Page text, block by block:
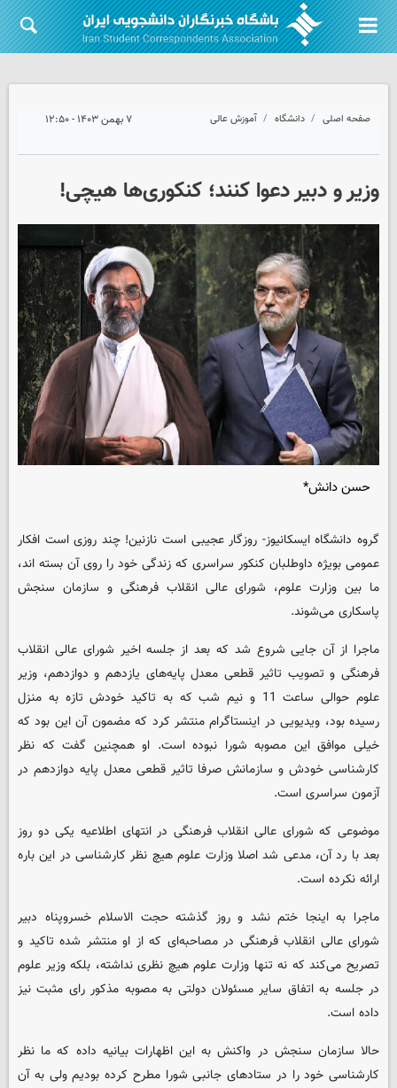
صفحه اصلی دانشگاه آموزش عالی ۷ بهمن ۱۴۰۳ - ۱۲:۵۰
وزیر و دبیر دعوا کنند؛ کنکوری‌ها هیچی!
حسن دانش*
گروه دانشگاهایسکانیوز- روزگار عجیبی است نازنین! چند روزی است افکار
عمومی بویژه داوطلبان کنکور سراسری که زندگی خود را روی آن بسته اند،
ما بین وزارت علوم، شورای عالی انقلاب فرهنگی و سازمان سنجش
پاسکاری می‌شوند.
ماجرا از آن جایی شروع شد که بعد از جلسه اخیر شورای عالی انقلاب
فرهنگی و تصویب تاثیر قطعی معدل پایه‌های یازدهم و دوازدهم، وزیر
علوم حوالی ساعت 11 و نیم شب که به تاکید خودش تازه به منزل
رسیده بود، ویدیویی در اینستاگرام منتشر کرد که مضمون آن این بود که
خیلی موافق این مصوبه شورا نبوده است. او همچنین گفت که نظر
کارشناسی خودش و سازمانش صرفا تاثیر قطعی معدل پایه دوازدهم در
آزمون سراسری است.
موضوعی که شورای عالی انقلاب فرهنگی در انتهای اطلاعیه یکی دو روز
بعد با رد آن، مدعی شد اصلا وزارت علوم هیچ نظر کارشناسی در این باره
ارائه نکرده است.
ماجرا به اینجا ختم نشد و روز گذشته حجت الاسلام خسروپناه دبیر
شورای عالی انقلاب فرهنگی در مصاحبه‌ای که از او منتشر شده تاکید و
تصریح می‌کند که نه تنها وزارت علوم هیچ نظری نداشته، بلکه وزیر علوم
در جلسه به اتفاق سایر مسئولان دولتی به مصوبه مذکور رای مثبت نیز
داده است.
حالا سازمان سنجش در واکنش به این اظهارات بیانیه داده که ما نظر
کارشناسی خود را در ستادهای جانبی شورا مطرح کرده بودیم ولی به آن